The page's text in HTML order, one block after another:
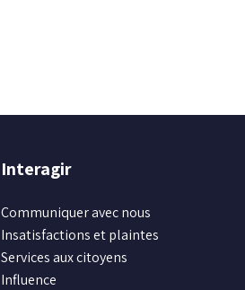
Interagir
Communiquer avec nous
Insatisfactions et plaintes
Services aux citoyens
Influence